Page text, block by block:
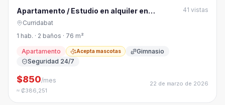
Apartamento / Estudio en alquiler en
Curridabat
41 vistas
Curridabat
1 hab. · 2 baños · 76 m²
Apartamento Acepta mascotas
Gimnasio
Seguridad 24/7
$850/mes
≈ ₡386,251
22 de marzo de 2026